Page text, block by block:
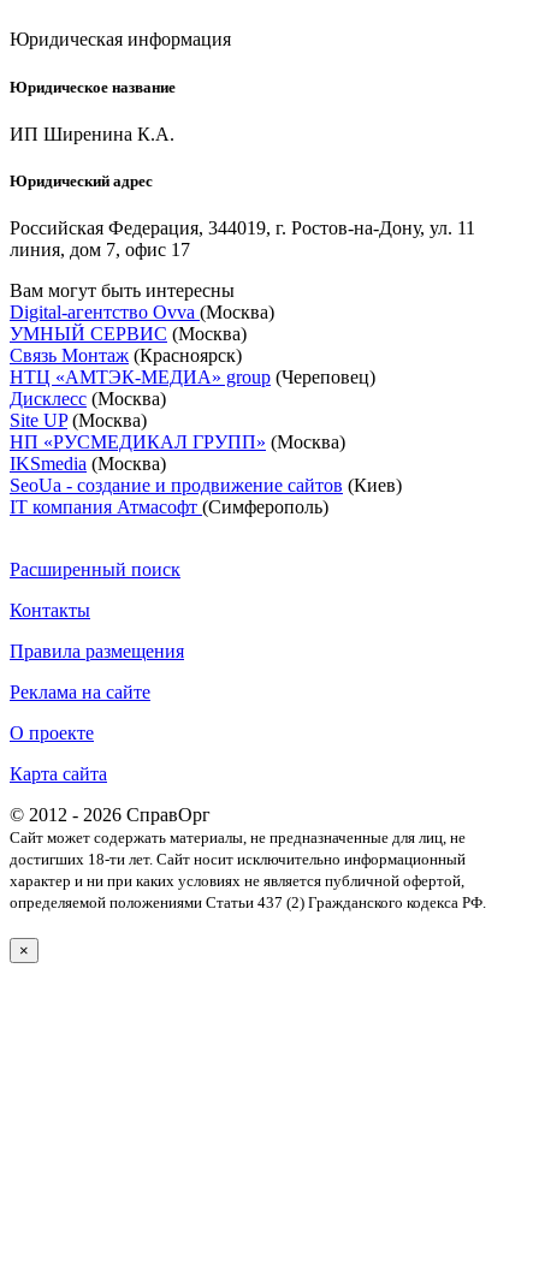
Юридическая информация
Юридическое название
ИП Ширенина К.А.
Юридический адрес
Российская Федерация, 344019, г. Ростов-на-Дону, ул. 11
линия, дом 7, офис 17
Вам могут быть интересны
Digital-агентство Ovva (Москва)
УМНЫЙ СЕРВИС (Москва)
Связь Монтаж (Красноярск)
НТЦ «АМТЭК-МЕДИА» group (Череповец)
Дисклесс (Москва)
Site UP(Москва)
НП «РУСМЕДИКАЛ ГРУПП» (Москва)
IKSmedia (Москва)
SeoUa - создание и продвижение сайтов (Киев)
IT компания Атмасофт (Симферополь)
Расширенный поиск
Контакты
Правила размещения
Реклама на сайте
О проекте
Карта сайта
© 2012 - 2026 СправОрг
Сайт может содержать материалы, не предназначенные для лиц, не
достигших 18-ти лет. Cайт носит исключительно информационный
характер и ни при каких условиях не является публичной офертой,
определяемой положениями Статьи 437 (2) Гражданского кодекса РФ.
×